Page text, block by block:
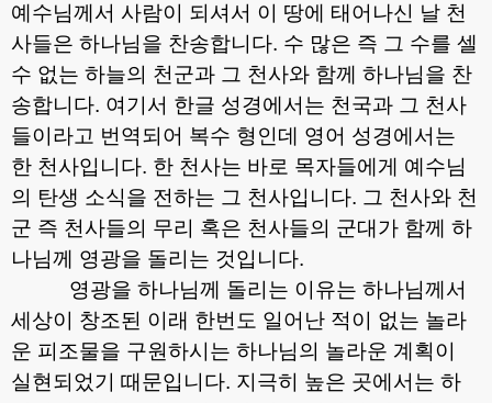
예수님께서 사람이 되셔서 이 땅에 태어나신 날 천
사들은 하나님을 찬송합니다. 수 많은 즉 그 수를 셀
수 없는 하늘의 천군과 그 천사와 함께 하나님을 찬
송합니다. 여기서 한글 성경에서는 천국과 그 천사
들이라고 번역되어 복수 형인데 영어 성경에서는
한 천사입니다. 한 천사는 바로 목자들에게 예수님
의 탄생 소식을 전하는 그 천사입니다. 그 천사와 천
군 즉 천사들의 무리 혹은 천사들의 군대가 함께 하
나님께 영광을 돌리는 것입니다.
영광을 하나님께 돌리는 이유는 하나님께서
세상이 창조된 이래 한번도 일어난 적이 없는 놀라
운 피조물을 구원하시는 하나님의 놀라운 계획이
실현되었기 때문입니다. 지극히 높은 곳에서는 하